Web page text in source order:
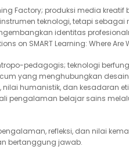
Factory; produksi media kreatif
teknologi, tetapi sebagai
identitas
on SMART Learning: Where Are
pedagogis; teknologi
yang menghubungkan
humanistik, dan kesadaran
pengalaman belajar sains
refleksi, dan nilai
bertanggung jawab.